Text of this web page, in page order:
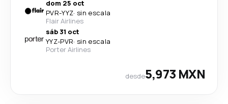
dom 25 oct
PVR-YYZ· sin escala
Flair Airlines
sáb 31 oct
YYZ-PVR· sin escala
Porter Airlines
desde5,973 MXN